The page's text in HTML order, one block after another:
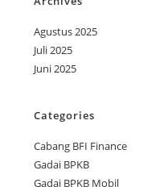
Agustus 2025
Juli 2025
Juni 2025
Categories
Cabang BFI Finance
Gadai BPKB
Gadai BPKB Mobil